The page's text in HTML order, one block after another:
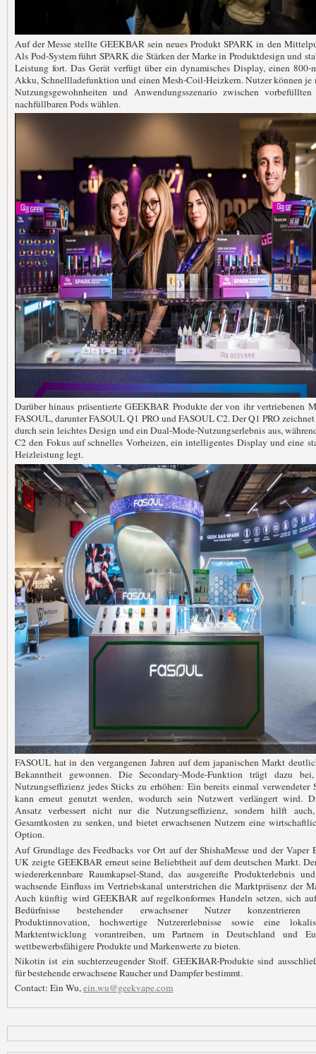
Auf der Messe stellte GEEKBAR sein neues Produkt SPARK in den
Als Pod-System führt SPARK die Stärken der Marke in Produktdesign und
Leistung fort. Das Gerät verfügt über ein dynamisches Display, einen 800-
Akku, Schnellladefunktion und einen Mesh-Coil-Heizkern. Nutzer können je
Nutzungsgewohnheiten und Anwendungsszenario zwischen
nachfüllbaren Pods wählen.
Darüber hinaus präsentierte GEEKBAR Produkte der von ihr vertriebenen
FASOUL, darunter FASOUL Q1 PRO und FASOUL C2. Der Q1 PRO
durch sein leichtes Design und ein Dual-Mode-Nutzungserlebnis aus,
C2 den Fokus auf schnelles Vorheizen, ein intelligentes Display und eine
Heizleistung legt.
FASOUL hat in den vergangenen Jahren auf dem japanischen Markt
Bekanntheit gewonnen. Die Secondary-Mode-Funktion trägt dazu
Nutzungseffizienz jedes Sticks zu erhöhen: Ein bereits einmal verwendeter
kann erneut genutzt werden, wodurch sein Nutzwert verlängert wird.
Ansatz verbessert nicht nur die Nutzungseffizienz, sondern hilft
Gesamtkosten zu senken, und bietet erwachsenen Nutzern eine
Option.
Auf Grundlage des Feedbacks vor Ort auf der ShishaMesse und der Vaper
UK zeigte GEEKBAR erneut seine Beliebtheit auf dem deutschen Markt.
wiedererkennbare Raumkapsel-Stand, das ausgereifte Produkterlebnis
wachsende Einfluss im Vertriebskanal unterstrichen die Marktpräsenz der
Auch künftig wird GEEKBAR auf regelkonformes Handeln setzen, sich
Bedürfnisse bestehender erwachsener Nutzer konzentrieren
Produktinnovation, hochwertige Nutzererlebnisse sowie eine
Marktentwicklung vorantreiben, um Partnern in Deutschland und
wettbewerbsfähigere Produkte und Markenwerte zu bieten.
Nikotin ist ein suchterzeugender Stoff. GEEKBAR-Produkte sind
für bestehende erwachsene Raucher und Dampfer bestimmt.
Contact: Ein Wu,ein.wu@geekvape.com